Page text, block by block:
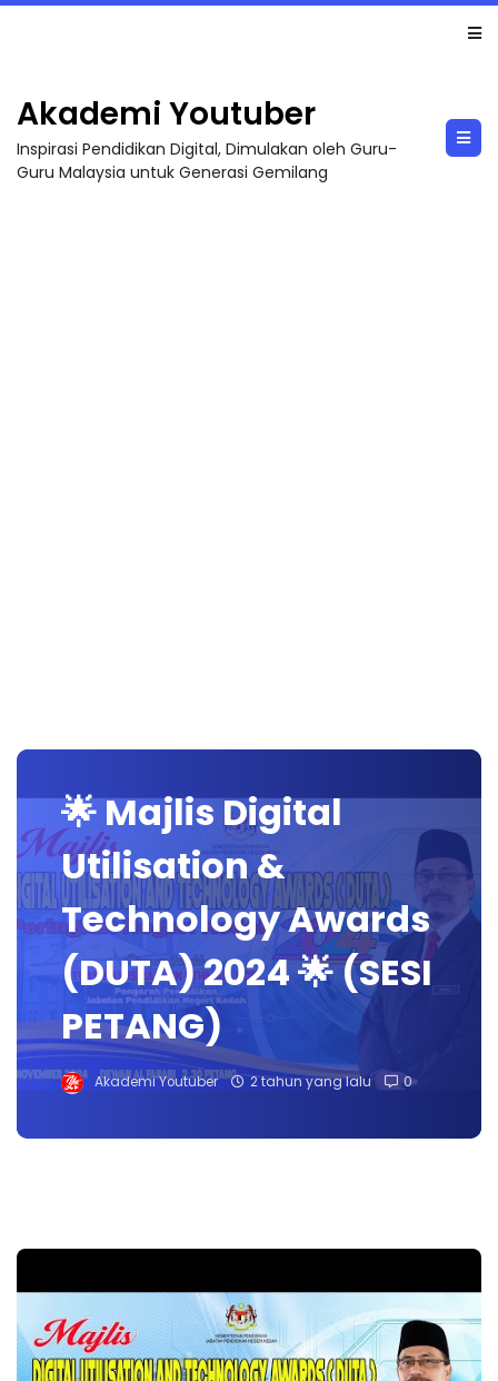
Akademi Youtuber
Inspirasi Pendidikan Digital, Dimulakan oleh Guru-
Guru Malaysia untuk Generasi Gemilang
🌟 Majlis Digital
Utilisation &
Technology Awards
(DUTA) 2024 🌟 (SESI
PETANG)
Akademi Youtuber 2 tahun yang lalu 0